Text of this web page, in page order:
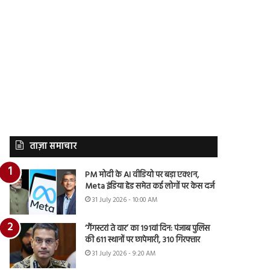
ताज़ा समाचार
PM मोदी के AI वीडियो पर बड़ा एक्शन,
Meta इंडिया हेड समेत कई लोगों पर केस दर्ज
31 July 2026 - 10:00 AM
‘गैंगस्टरां ते वार’ का 191वां दिन: पंजाब पुलिस
की 611 स्थानों पर छापेमारी, 310 गिरफ्तार
31 July 2026 - 9:20 AM